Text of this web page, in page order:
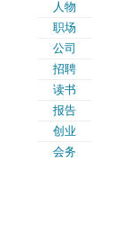
人物
职场
公司
招聘
读书
报告
创业
会务